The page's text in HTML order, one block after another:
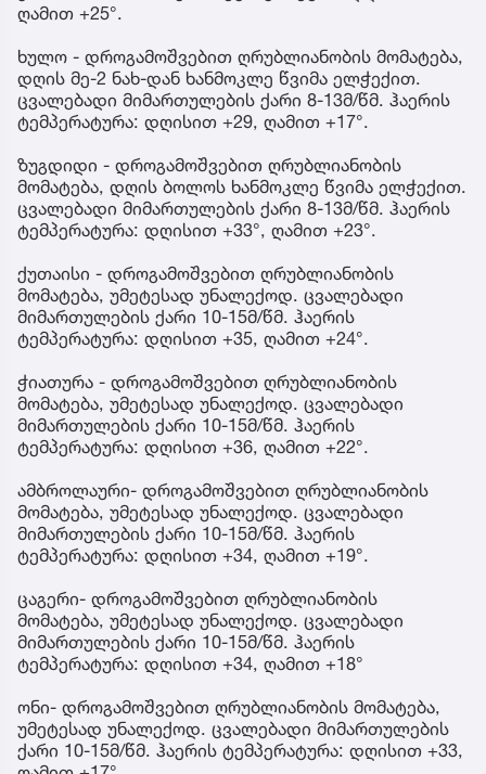
ღამით +25°.
ხულო - დროგამოშვებით ღრუბლიანობის მომატება,
დღის მე-2 ნახ-დან ხანმოკლე წვიმა ელჭექით.
ცვალებადი მიმართულების ქარი 8-13მ/წმ. ჰაერის
ტემპერატურა: დღისით +29, ღამით +17°.
ზუგდიდი - დროგამოშვებით ღრუბლიანობის
მომატება, დღის ბოლოს ხანმოკლე წვიმა ელჭექით.
ცვალებადი მიმართულების ქარი 8-13მ/წმ. ჰაერის
ტემპერატურა: დღისით +33°, ღამით +23°.
ქუთაისი - დროგამოშვებით ღრუბლიანობის
მომატება, უმეტესად უნალექოდ. ცვალებადი
მიმართულების ქარი 10-15მ/წმ. ჰაერის
ტემპერატურა: დღისით +35, ღამით +24°.
ჭიათურა - დროგამოშვებით ღრუბლიანობის
მომატება, უმეტესად უნალექოდ. ცვალებადი
მიმართულების ქარი 10-15მ/წმ. ჰაერის
ტემპერატურა: დღისით +36, ღამით +22°.
ამბროლაური- დროგამოშვებით ღრუბლიანობის
მომატება, უმეტესად უნალექოდ. ცვალებადი
მიმართულების ქარი 10-15მ/წმ. ჰაერის
ტემპერატურა: დღისით +34, ღამით +19°.
ცაგერი- დროგამოშვებით ღრუბლიანობის
მომატება, უმეტესად უნალექოდ. ცვალებადი
მიმართულების ქარი 10-15მ/წმ. ჰაერის
ტემპერატურა: დღისით +34, ღამით +18°
ონი- დროგამოშვებით ღრუბლიანობის მომატება,
უმეტესად უნალექოდ. ცვალებადი მიმართულების
ქარი 10-15მ/წმ. ჰაერის ტემპერატურა: დღისით +33,